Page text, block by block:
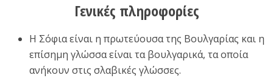
Γενικές πληροφορίες
Η Σόφια είναι η πρωτεύουσα της Βουλγαρίας και η
επίσημη γλώσσα είναι τα βουλγαρικά, τα οποία
ανήκουν στις σλαβικές γλώσσες.